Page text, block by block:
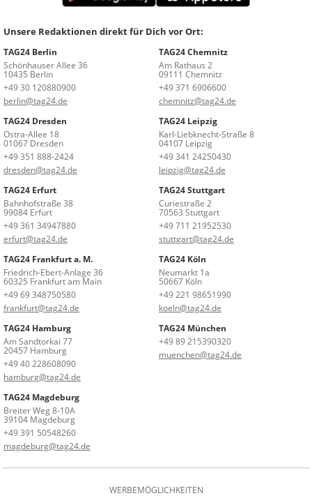
Unsere Redaktionen direkt für Dich vor Ort:
TAG24 Berlin
Schönhauser Allee 36
10435 Berlin
+49 30 120880900
berlin@tag24.de
TAG24 Chemnitz
Am Rathaus 2
09111 Chemnitz
+49 371 6906600
chemnitz@tag24.de
TAG24 Dresden
Ostra-Allee 18
01067 Dresden
+49 351 888-2424
dresden@tag24.de
TAG24 Leipzig
Karl-Liebknecht-Straße 8
04107 Leipzig
+49 341 24250430
leipzig@tag24.de
TAG24 Erfurt
Bahnhofstraße 38
99084 Erfurt
+49 361 34947880
erfurt@tag24.de
TAG24 Stuttgart
Curiestraße 2
70563 Stuttgart
+49 711 21952530
stuttgart@tag24.de
TAG24 Frankfurt a. M.
Friedrich-Ebert-Anlage 36
60325 Frankfurt am Main
+49 69 348750580
frankfurt@tag24.de
TAG24 Köln
Neumarkt 1a
50667 Köln
+49 221 98651990
koeln@tag24.de
TAG24 Hamburg
Am Sandtorkai 77
20457 Hamburg
+49 40 228608090
hamburg@tag24.de
TAG24 München
+49 89 215390320
muenchen@tag24.de
TAG24 Magdeburg
Breiter Weg 8-10A
39104 Magdeburg
+49 391 50548260
magdeburg@tag24.de
WERBEMÖGLICHKEITEN